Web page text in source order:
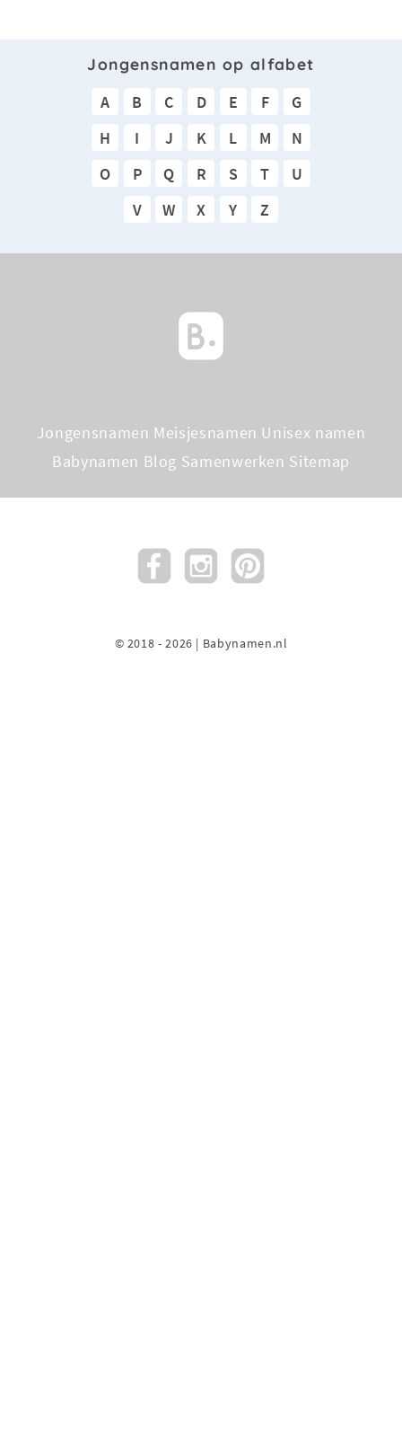
Jongensnamen op alfabet
A B C D E F
G
H
I J K L M
N
O
P Q R S T
U
V
W X Y Z
Jongensnamen Meisjesnamen Unisex namen
Babynamen Blog Samenwerken Sitemap
© 2018 - 2026 | Babynamen.nl